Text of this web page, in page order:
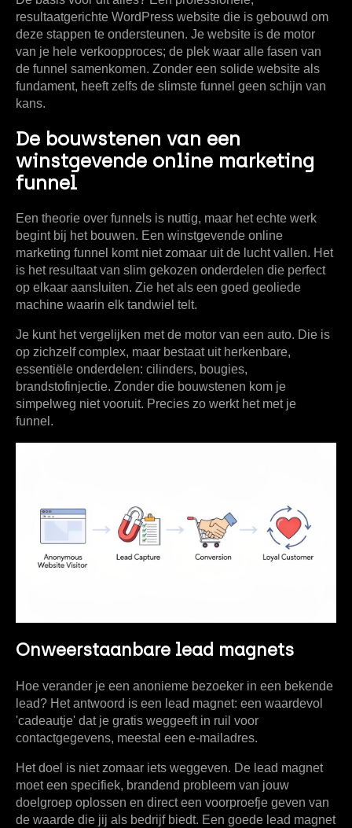
resultaatgerichte WordPress website die is gebouwd om
deze stappen te ondersteunen. Je website is de motor
van je hele verkoopproces; de plek waar alle fasen van
de funnel samenkomen. Zonder een solide website als
fundament, heeft zelfs de slimste funnel geen schijn van
kans.
De bouwstenen van een
winstgevende online marketing
funnel
Een theorie over funnels is nuttig, maar het echte werk
begint bij het bouwen. Een winstgevende online
marketing funnel komt niet zomaar uit de lucht vallen. Het
is het resultaat van slim gekozen onderdelen die perfect
op elkaar aansluiten. Zie het als een goed geoliede
machine waarin elk tandwiel telt.
Je kunt het vergelijken met de motor van een auto. Die is
op zichzelf complex, maar bestaat uit herkenbare,
essentiële onderdelen: cilinders, bougies,
brandstofinjectie. Zonder die bouwstenen kom je
simpelweg niet vooruit. Precies zo werkt het met je
funnel.
Onweerstaanbare lead magnets
Hoe verander je een anonieme bezoeker in een bekende
lead? Het antwoord is een lead magnet: een waardevol
'cadeautje' dat je gratis weggeeft in ruil voor
contactgegevens, meestal een e-mailadres.
Het doel is niet zomaar iets weggeven. De lead magnet
moet een specifiek, brandend probleem van jouw
doelgroep oplossen en direct een voorproefje geven van
de waarde die jij als bedrijf biedt. Een goede lead magnet